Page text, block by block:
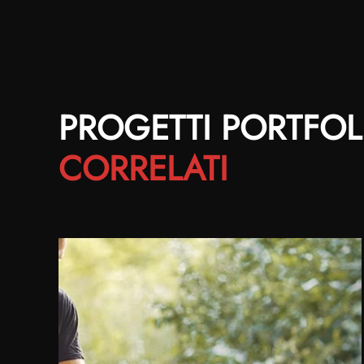
PROGETTI
CORRELATI